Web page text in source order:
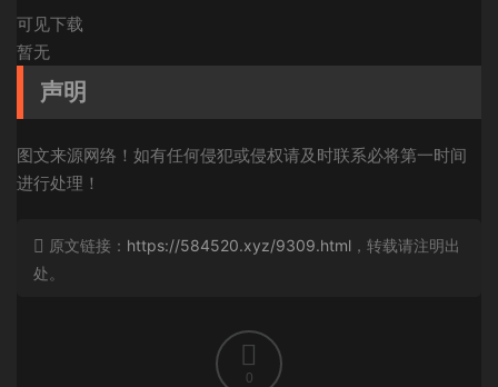
可见下载
暂无
声明
图文来源网络！如有任何侵犯或侵权请及时联系必将第一时间
进行处理！
原文链接： https://584520.xyz/9309.html ，转载请注明出
处。
0